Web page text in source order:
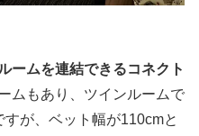
ームを連結できるコネクト
ムもあり、ツインルームで
が、ベット幅が110cmと